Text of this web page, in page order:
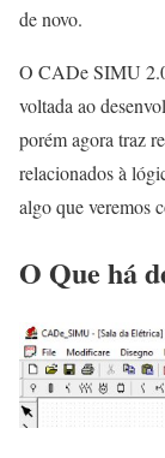
de novo.
O CADe SIMU 2.0
voltada ao
porém agora traz
relacionados à
algo que veremos
O Que há